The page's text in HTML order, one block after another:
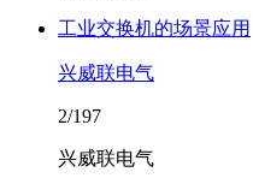
工业交换机的场景应用
兴威联电气
2/197
兴威联电气